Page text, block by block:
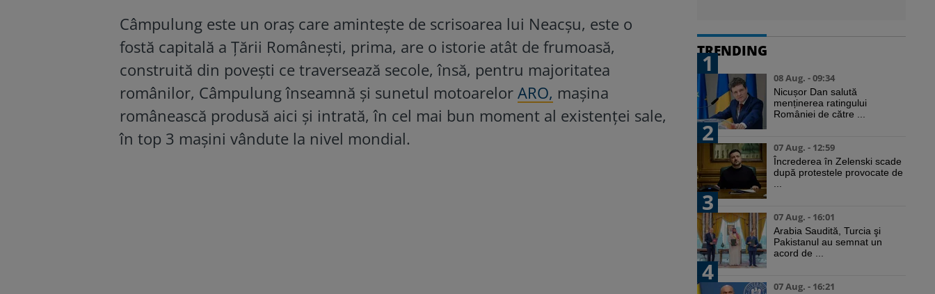
Câmpulung este un oraș care amintește de scrisoarea lui Neacșu, este o
fostă capitală a Țării Românești, prima, are o istorie atât de frumoasă,
construită din povești ce traversează secole, însă, pentru majoritatea
românilor, Câmpulung înseamnă și sunetul motoarelor ARO, mașina
românească produsă aici și intrată, în cel mai bun moment al existenței sale,
în top 3 mașini vândute la nivel mondial.
TRENDING
1
08 Aug. - 09:34
Nicușor Dan salută
menținerea ratingului
României de către ...
2
07 Aug. - 12:59
Încrederea în Zelenski scade
după protestele provocate de
3
07 Aug. - 16:01
Arabia Saudită, Turcia şi
Pakistanul au semnat un
acord de ...
4
07 Aug. - 16:21